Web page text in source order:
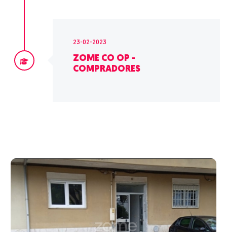
23-02-2023
ZOME CO OP -
COMPRADORES